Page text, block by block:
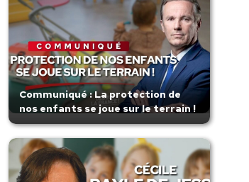
Communiqué : La protection de
nos enfants se joue sur le terrain !